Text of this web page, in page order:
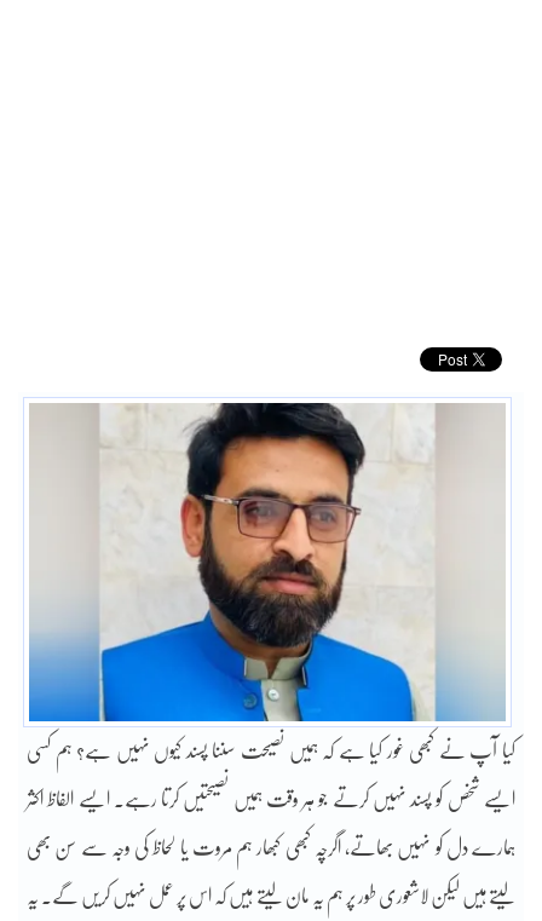
کیا آپ نے کبھی غور کیا ہے کہ ہمیں نصیحت سننا پسند کیوں نہیں ہے؟ ہم کسی
ایسے شخص کو پسند نہیں کرتے جو ہر وقت ہمیں نصیحتیں کرتا رہے۔ ایسے الفاظ اکثر
ہمارے دل کو نہیں بھاتے، اگرچہ کبھی کبھار ہم مروت یا لحاظ کی وجہ سے سن بھی
لیتے ہیں لیکن لاشعوری طور پر ہم یہ مان لیتے ہیں کہ اس پر عمل نہیں کریں گے۔ یہ